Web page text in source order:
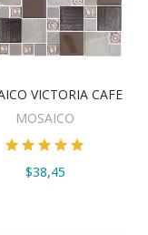
VER OPCIONES
VICTORIA CAFE
MOSAICO
$38,45